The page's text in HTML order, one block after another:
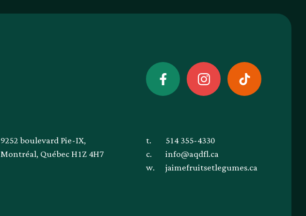
9252 boulevard Pie-IX,
Montréal, Québec H1Z 4H7
t.
514 355-4330
c.
info@aqdfl.ca
w.
jaimefruitsetlegumes.ca